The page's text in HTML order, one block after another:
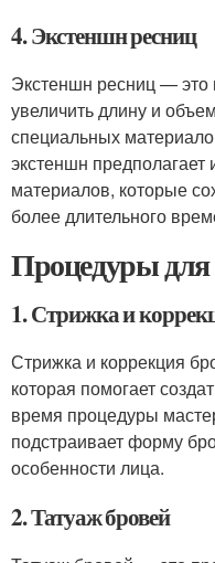
4. Экстеншн ресниц
Экстеншн ресниц — это
увеличить длину и
специальных
экстеншн
материалов, которые
более длительного
Процедуры для
1. Стрижка и
Стрижка и коррекция
которая помогает
время процедуры
подстраивает форму
особенности лица.
2. Татуаж бровей